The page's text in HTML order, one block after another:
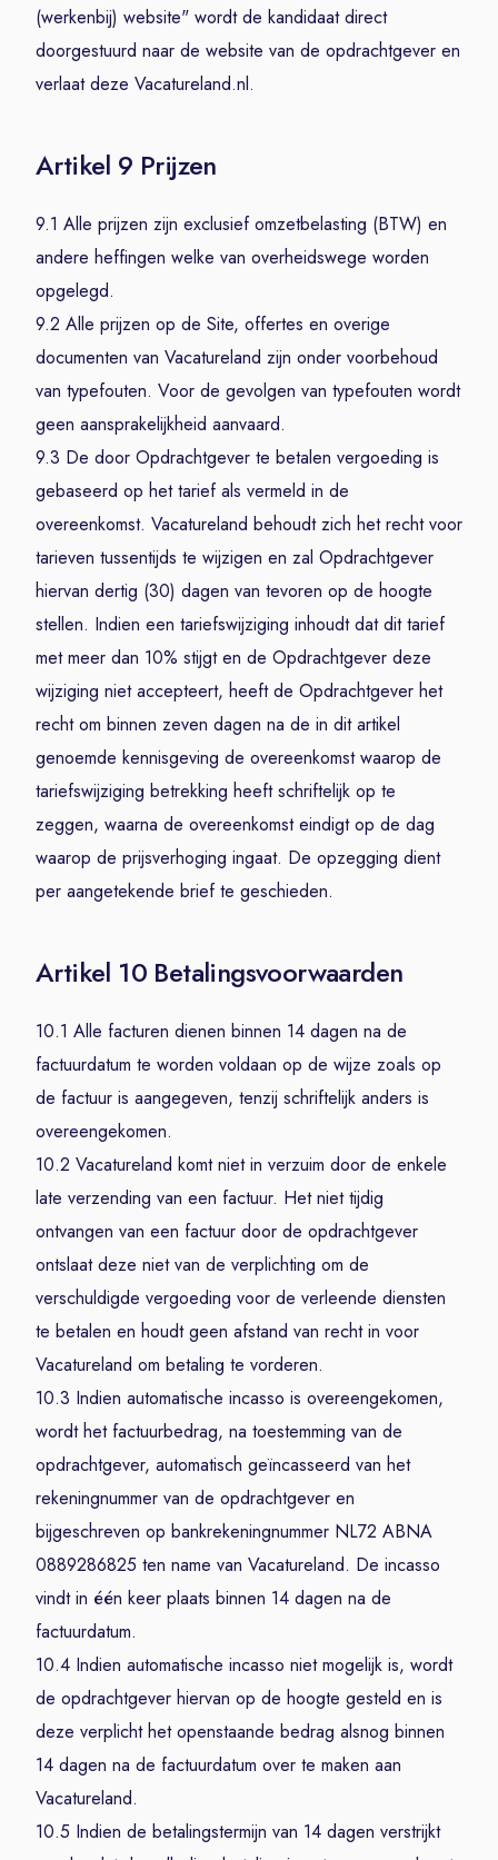
(werkenbij) website" wordt de kandidaat direct
doorgestuurd naar de website van de opdrachtgever en
verlaat deze Vacatureland.nl.
Artikel 9 Prijzen
9.1 Alle prijzen zijn exclusief omzetbelasting (BTW) en
andere heffingen welke van overheidswege worden
opgelegd.
9.2 Alle prijzen op de Site, offertes en overige
documenten van Vacatureland zijn onder voorbehoud
van typefouten. Voor de gevolgen van typefouten wordt
geen aansprakelijkheid aanvaard.
9.3 De door Opdrachtgever te betalen vergoeding is
gebaseerd op het tarief als vermeld in de
overeenkomst. Vacatureland behoudt zich het recht voor
tarieven tussentijds te wijzigen en zal Opdrachtgever
hiervan dertig (30) dagen van tevoren op de hoogte
stellen. Indien een tariefswijziging inhoudt dat dit tarief
met meer dan 10% stijgt en de Opdrachtgever deze
wijziging niet accepteert, heeft de Opdrachtgever het
recht om binnen zeven dagen na de in dit artikel
genoemde kennisgeving de overeenkomst waarop de
tariefswijziging betrekking heeft schriftelijk op te
zeggen, waarna de overeenkomst eindigt op de dag
waarop de prijsverhoging ingaat. De opzegging dient
per aangetekende brief te geschieden.
Artikel 10 Betalingsvoorwaarden
10.1 Alle facturen dienen binnen 14 dagen na de
factuurdatum te worden voldaan op de wijze zoals op
de factuur is aangegeven, tenzij schriftelijk anders is
overeengekomen.
10.2 Vacatureland komt niet in verzuim door de enkele
late verzending van een factuur. Het niet tijdig
ontvangen van een factuur door de opdrachtgever
ontslaat deze niet van de verplichting om de
verschuldigde vergoeding voor de verleende diensten
te betalen en houdt geen afstand van recht in voor
Vacatureland om betaling te vorderen.
10.3 Indien automatische incasso is overeengekomen,
wordt het factuurbedrag, na toestemming van de
opdrachtgever, automatisch geïncasseerd van het
rekeningnummer van de opdrachtgever en
bijgeschreven op bankrekeningnummer NL72 ABNA
0889286825 ten name van Vacatureland. De incasso
vindt in één keer plaats binnen 14 dagen na de
factuurdatum.
10.4 Indien automatische incasso niet mogelijk is, wordt
de opdrachtgever hiervan op de hoogte gesteld en is
deze verplicht het openstaande bedrag alsnog binnen
14 dagen na de factuurdatum over te maken aan
Vacatureland.
10.5 Indien de betalingstermijn van 14 dagen verstrijkt